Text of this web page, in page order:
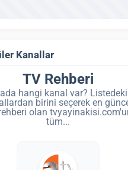
Kanallar
TV Rehberi
hangi kanal var? Listedeki
birini seçerek en
olan
tüm...